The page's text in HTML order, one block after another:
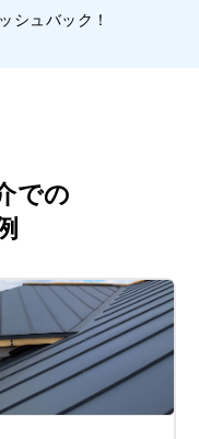
シュバック！
での